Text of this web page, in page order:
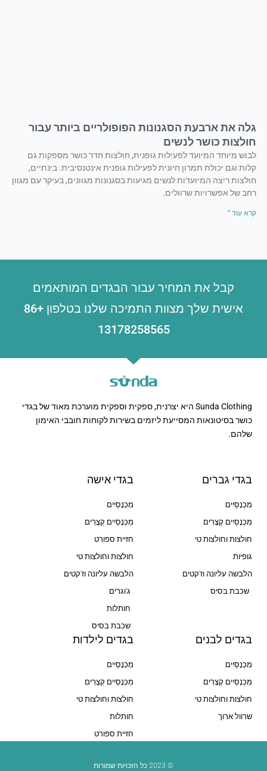
גלה את ארבעת הסגנונות הפופולריים ביותר עבור
חולצות כושר לנשים
לבוש מיוחד המיועד לפעילות גופנית, חולצות חדר כושר מספקות גם
קלות וגם יכולת תמרון חיונית לפעילות גופנית אינטנסיבית. בינתיים,
חולצות ריצה המיועדות לנשים מגיעות בסגנונות מגוונים, בעיקר עם מגוון
רחב של אפשרויות שרוולים.
קרא עוד "
קבל את המחיר עבור הבגדים המותאמים
אישית שלך מצוות התמיכה שלנו בטלפון +86
13178258565
Sunda Clothing היא יצרנית, ספקית וספקית מוערכת מאוד של בגדי
כושר בסיטונאות המסייעת ליזמים בשירות לקוחות חובבי האימון
שלהם.
בגדי גברים
מִכְנָסַיִים
מִכְנָסַיִים קְצָרִים
חולצות וחולצות טי
גופיות
הלבשה עליונה וז'קטים
שכבת בסיס
בגדי אישה
מִכְנָסַיִים
מִכְנָסַיִים קְצָרִים
חזיית ספורט
חולצות וחולצות טי
הלבשה עליונה וז'קטים
ג'וגרים
חותלות
שכבת בסיס
בגדים לבנים
מִכְנָסַיִים
מִכְנָסַיִים קְצָרִים
חולצות וחולצות טי
שרוול ארוך
בגדים לילדות
מִכְנָסַיִים
מִכְנָסַיִים קְצָרִים
חולצות וחולצות טי
חותלות
חזיית ספורט
© 2023 כל הזכויות שמורות